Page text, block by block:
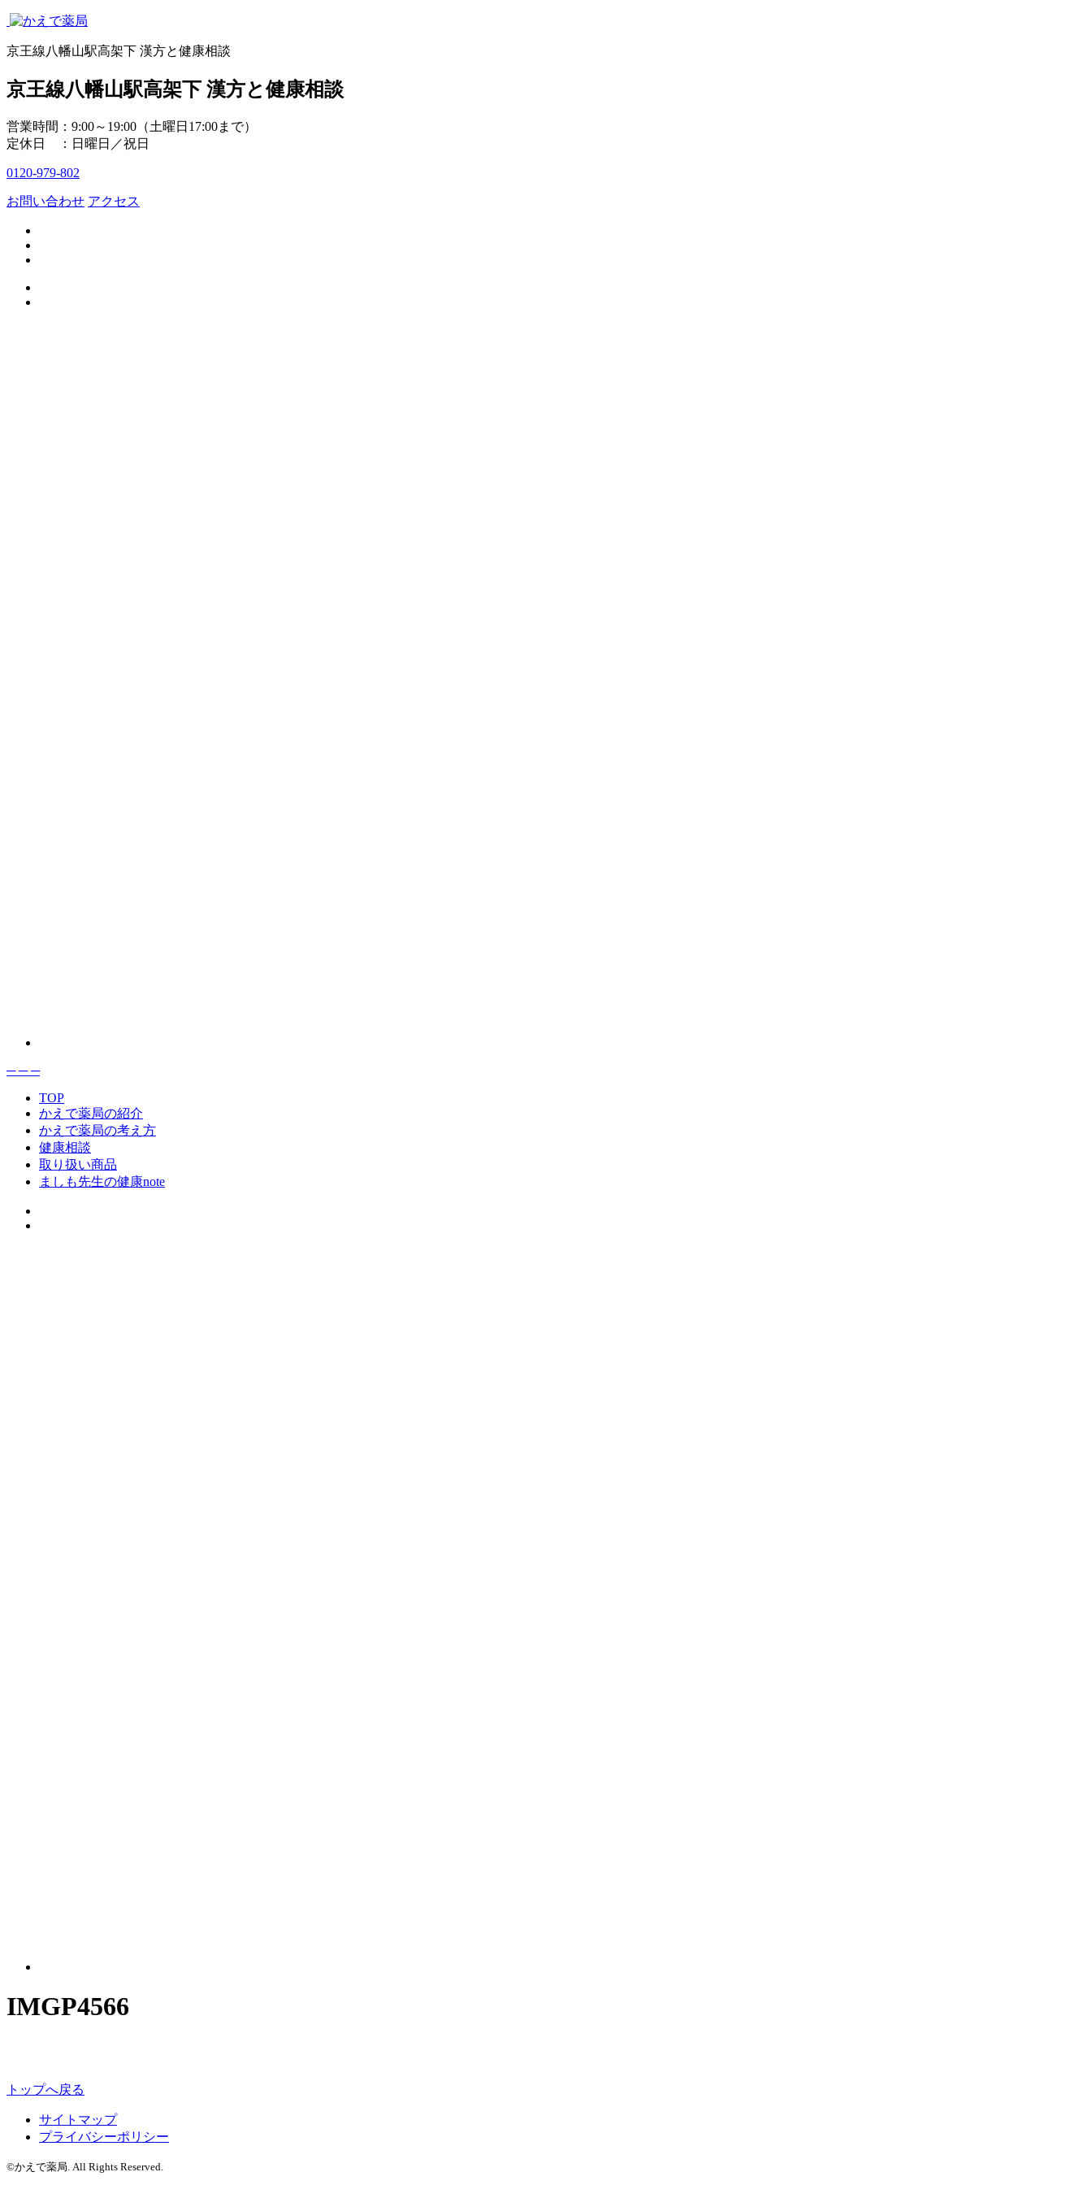
京王線八幡山駅高架下 漢方と健康相談
京王線八幡山駅高架下 漢方と健康相談
営業時間：9:00～19:00（土曜日17:00まで）
定休日 ：日曜日／祝日
0120-979-802
お問い合わせ アクセス
─ ─ ─
TOP
かえで薬局の紹介
かえで薬局の考え方
健康相談
取り扱い商品
ましも先生の健康note
IMGP4566
トップへ戻る
サイトマップ
プライバシーポリシー
©かえで薬局. All Rights Reserved.